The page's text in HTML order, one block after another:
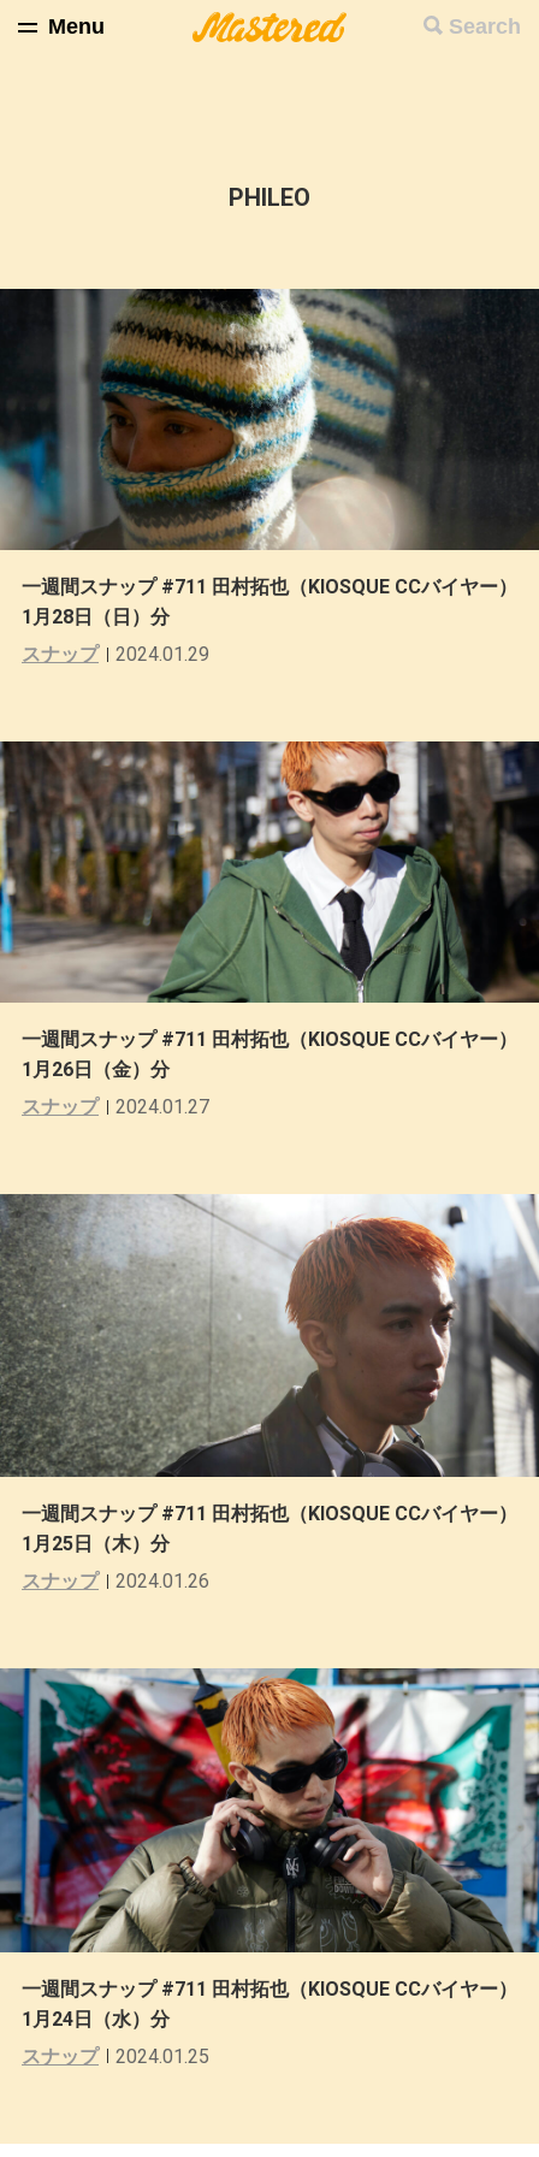
Search
Menu
PHILEO
一週間スナップ #711 田村拓也（KIOSQUE CCバイヤー）
1月28日（日）分
スナップ
2024.01.29
一週間スナップ #711 田村拓也（KIOSQUE CCバイヤー）
1月26日（金）分
スナップ
2024.01.27
一週間スナップ #711 田村拓也（KIOSQUE CCバイヤー）
1月25日（木）分
スナップ
2024.01.26
一週間スナップ #711 田村拓也（KIOSQUE CCバイヤー）
1月24日（水）分
スナップ
2024.01.25